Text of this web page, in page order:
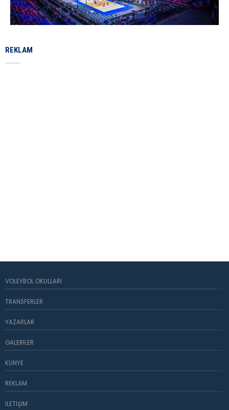
REKLAM
VOLEYBOL OKULLARI
TRANSFERLER
YAZARLAR
GALERILER
KÜNYE
REKLAM
İLETIŞIM